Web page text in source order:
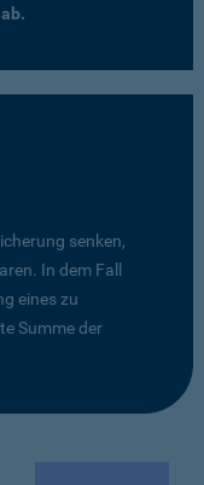
senken,
In dem Fall
eines zu
Summe der